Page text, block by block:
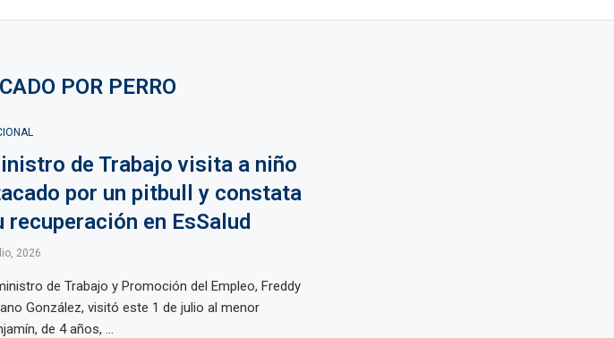
POR PERRO
de Trabajo visita a niño
por un pitbull y constata
recuperación en EsSalud
2026
de Trabajo y Promoción del Empleo, Freddy
González, visitó este 1 de julio al menor
de 4 años, ...